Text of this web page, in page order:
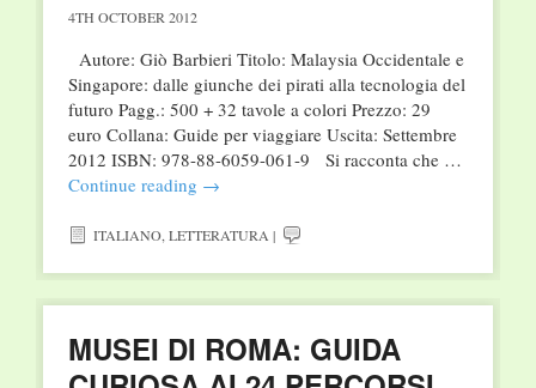
4TH OCTOBER 2012
Autore: Giò Barbieri Titolo: Malaysia Occidentale e
Singapore: dalle giunche dei pirati alla tecnologia del
futuro Pagg.: 500 + 32 tavole a colori Prezzo: 29
euro Collana: Guide per viaggiare Uscita: Settembre
2012 ISBN: 978-88-6059-061-9 Si racconta che …
Continue reading →
ITALIANO, LETTERATURA |
MUSEI DI ROMA: GUIDA